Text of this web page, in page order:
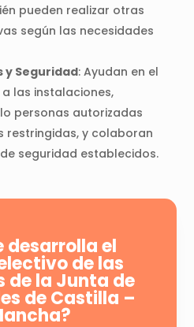
pueden realizar otras
según las necesidades
y Seguridad: Ayudan en el
las instalaciones,
personas autorizadas
restringidas, y colaboran
seguridad establecidos.
desarrolla el
de las
de la Junta de
de Castilla –